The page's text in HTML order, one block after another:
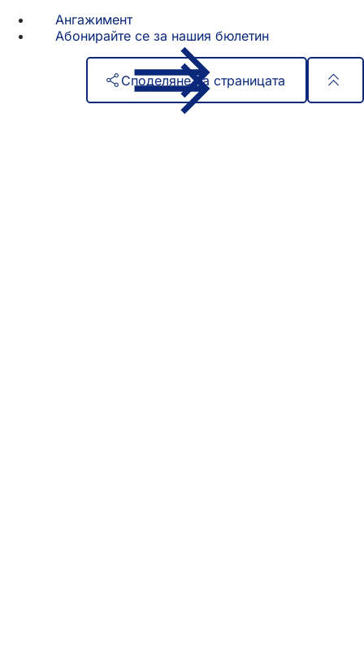
Ангажимент
Абонирайте се за нашия бюлетин
Споделяне на страницата